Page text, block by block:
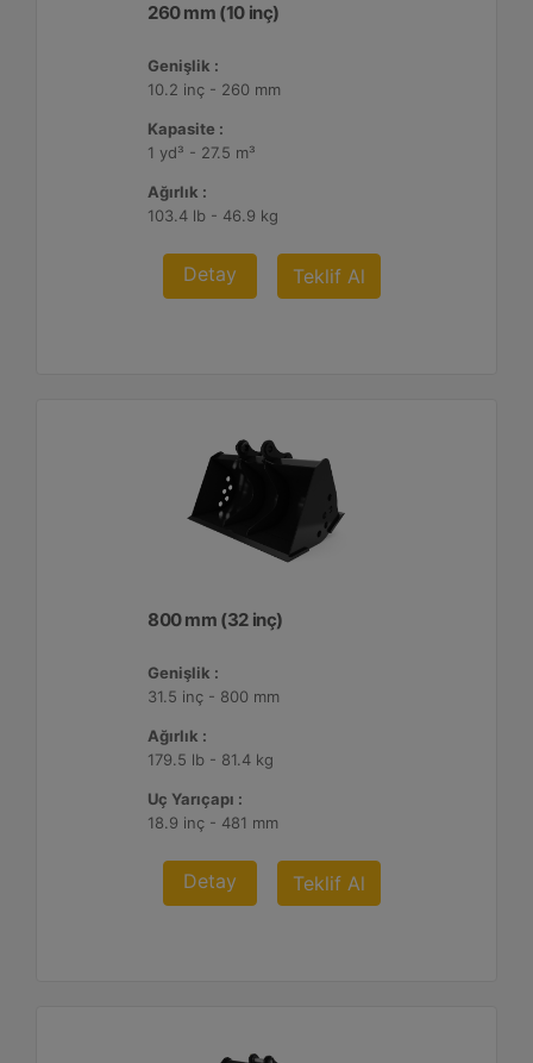
260 mm (10 inç)
Genişlik :
10.2 inç - 260 mm
Kapasite :
1 yd³ - 27.5 m³
Ağırlık :
103.4 lb - 46.9 kg
Detay Teklif Al
800 mm (32 inç)
Genişlik :
31.5 inç - 800 mm
Ağırlık :
179.5 lb - 81.4 kg
Uç Yarıçapı :
18.9 inç - 481 mm
Detay Teklif Al